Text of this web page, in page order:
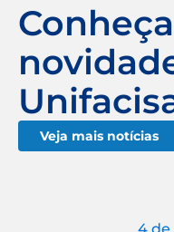
Veja mais notícias
4 de